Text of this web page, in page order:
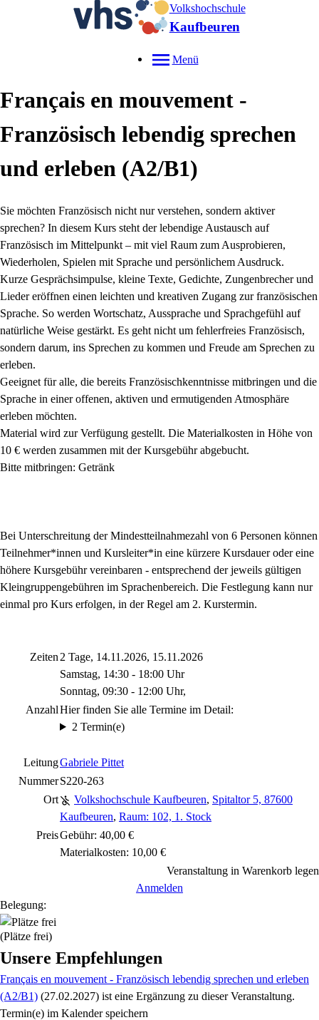
Volkshochschule
Kaufbeuren
Menü
Français en mouvement -
Französisch lebendig sprechen
und erleben (A2/B1)
Sie möchten Französisch nicht nur verstehen, sondern aktiver
sprechen? In diesem Kurs steht der lebendige Austausch auf
Französisch im Mittelpunkt – mit viel Raum zum Ausprobieren,
Wiederholen, Spielen mit Sprache und persönlichem Ausdruck.
Kurze Gesprächsimpulse, kleine Texte, Gedichte, Zungenbrecher und
Lieder eröffnen einen leichten und kreativen Zugang zur französischen
Sprache. So werden Wortschatz, Aussprache und Sprachgefühl auf
natürliche Weise gestärkt. Es geht nicht um fehlerfreies Französisch,
sondern darum, ins Sprechen zu kommen und Freude am Sprechen zu
erleben.
Geeignet für alle, die bereits Französischkenntnisse mitbringen und die
Sprache in einer offenen, aktiven und ermutigenden Atmosphäre
erleben möchten.
Material wird zur Verfügung gestellt. Die Materialkosten in Höhe von
10 € werden zusammen mit der Kursgebühr abgebucht.
Bitte mitbringen: Getränk
Bei Unterschreitung der Mindestteilnahmezahl von 6 Personen können
Teilnehmer*innen und Kursleiter*in eine kürzere Kursdauer oder eine
höhere Kursgebühr vereinbaren - entsprechend der jeweils gültigen
Kleingruppengebühren im Sprachenbereich. Die Festlegung kann nur
einmal pro Kurs erfolgen, in der Regel am 2. Kurstermin.
Zeiten 2 Tage, 14.11.2026, 15.11.2026
Samstag, 14:30 - 18:00 Uhr
Sonntag, 09:30 - 12:00 Uhr,
AnzahlHier finden Sie alle Termine im Detail:
2 Termin(e)
LeitungGabriele Pittet
NummerS220-263
Ort
Volkshochschule Kaufbeuren, Spitaltor 5, 87600
Kaufbeuren, Raum: 102, 1. Stock
PreisGebühr: 40,00 €
Materialkosten: 10,00 €
Veranstaltung in Warenkorb legen
Anmelden
Belegung:
(Plätze frei)
Unsere Empfehlungen
Français en mouvement - Französisch lebendig sprechen und erleben
(A2/B1) (27.02.2027) ist eine Ergänzung zu dieser Veranstaltung.
Termin(e) im Kalender speichern